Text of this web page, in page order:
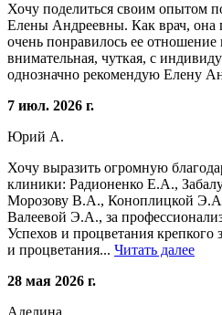
Хочу поделиться своим опытом
Елены Андреевны. Как врач, она
очень понравилось ее отношение
внимательная, чуткая, с
однозначно рекомендую Елену
7 июл. 2026 г.
Юрий А.
Хочу выразить огромную
клиники: Радионенко Е.А.,
Морозову В.А., Коноплицкой
Валеевой Э.А., за
Успехов и процветания крепкого
и процветания... Читать далее
28 мая 2026 г.